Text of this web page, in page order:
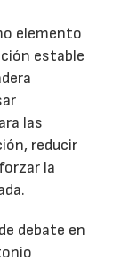
elemento
estable
las
reducir
la
debate en